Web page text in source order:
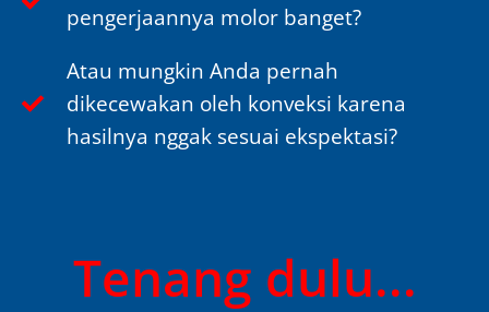
pengerjaannya molor banget?
Atau mungkin Anda pernah
dikecewakan oleh konveksi karena
hasilnya nggak sesuai ekspektasi?
Tenang dulu...